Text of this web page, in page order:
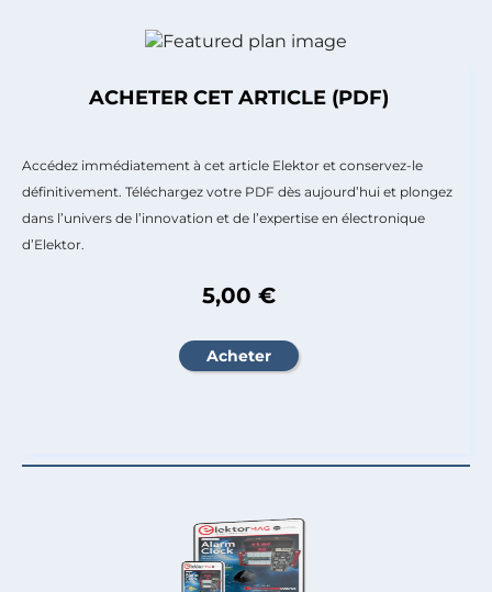
ACHETER CET ARTICLE (PDF)
Accédez immédiatement à cet article Elektor et conservez-le
définitivement. Téléchargez votre PDF dès aujourd’hui et plongez
dans l’univers de l’innovation et de l’expertise en électronique
d’Elektor.
5,00 €